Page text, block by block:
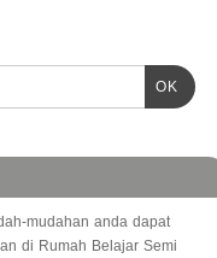
OK
mudahan anda dapat
di Rumah Belajar Semi